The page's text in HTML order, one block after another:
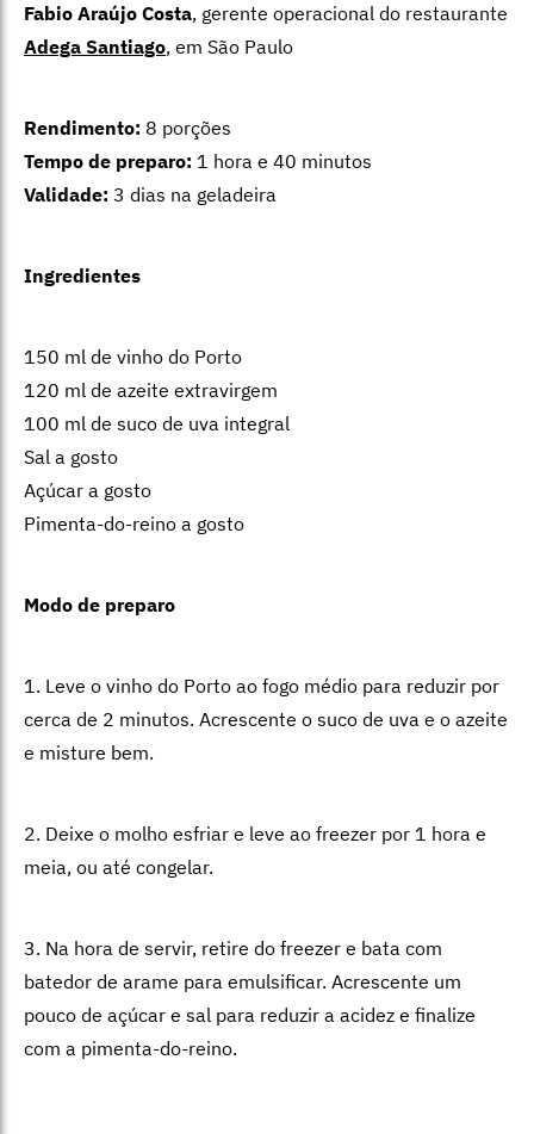
Fabio Araújo Costa, gerente operacional do restaurante
Adega Santiago, em São Paulo
Rendimento: 8 porções
Tempo de preparo: 1 hora e 40 minutos
Validade: 3 dias na geladeira
Ingredientes
150 ml de vinho do Porto
120 ml de azeite extravirgem
100 ml de suco de uva integral
Sal a gosto
Açúcar a gosto
Pimenta-do-reino a gosto
Modo de preparo
1. Leve o vinho do Porto ao fogo médio para reduzir por
cerca de 2 minutos. Acrescente o suco de uva e o azeite
e misture bem.
2. Deixe o molho esfriar e leve ao freezer por 1 hora e
meia, ou até congelar.
3. Na hora de servir, retire do freezer e bata com
batedor de arame para emulsificar. Acrescente um
pouco de açúcar e sal para reduzir a acidez e finalize
com a pimenta-do-reino.